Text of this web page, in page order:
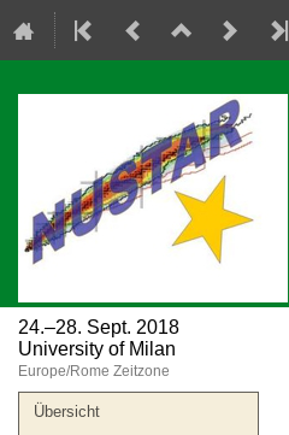
24.–28. Sept. 2018
University of Milan
Europe/Rome Zeitzone
Veranstaltungsmenü
Übersicht